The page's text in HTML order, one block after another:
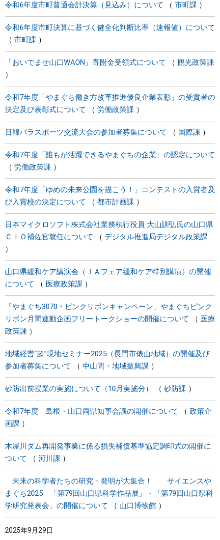
令和6年度市町普通会計決算（見込み）について 市町課
令和6年度市町決算に基づく健全化判断比率（速報値）について
市町課
「おいでませ山口WAON」寄附金受領式について 観光政策課
令和7年度「やまぐち働き方改革推進優良企業表彰」の受賞者の
決定及び表彰式について
労働政策課
日韓パラスポーツ交流大会の参加者募集について 国際課
令和7年度「誰もが活躍できるやまぐちの企業」の認定について
労働政策課
令和7年度「ゆめの未来公園を描こう！」コンテストの入賞者及
び入賞校の決定について
都市計画課
日本マイクロソフト株式会社業務執行役員 大山訓弘氏の山口県
ＣＩＯ補佐官就任について
デジタル推進局デジタル政策課
山口県緩和ケア講演会（ＪＡフェア緩和ケア特別講演）の開催
について
医療政策課
「やまぐち3070・ピンクリボンキャンペーン」やまぐちピンク
リボン月間連動企画フリートークショーの開催について
医療
政策課
地域経営“超”現地セミナー2025（長門市俵山地域）の開催及び
参加者募集について
中山間・地域振興課
砂防出前授業の実施について（10月実施分） 砂防課
令和7年度 島根・山口両県知事会議の開催について
政策企
画課
木屋川ダム再開発事業に係る損失補償基準協定調印式の開催に
ついて
河川課
未来の科学者たちの研究・発明が大集合！ サイエンスや
まぐち2025 「第79回山口県科学作品展」・「第79回山口県科
学研究発表会」の開催について
山口博物館
2025年9月29日